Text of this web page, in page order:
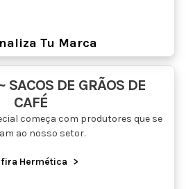
Tu Marca
SACOS DE GRÃOS DE
CAFÉ
começa com produtores que se
ao nosso setor.
Hermética >